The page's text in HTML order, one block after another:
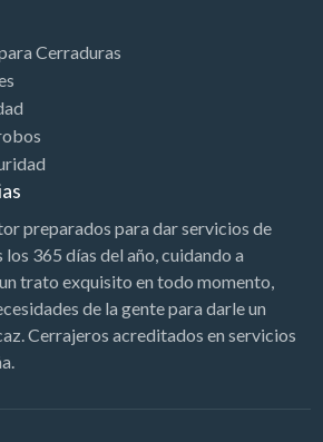
Cerraduras
preparados para dar servicios de
365 días del año, cuidando a
trato exquisito en todo momento,
de la gente para darle un
Cerrajeros acreditados en servicios